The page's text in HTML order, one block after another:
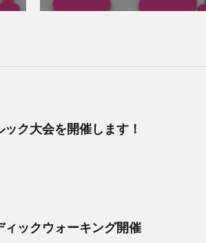
ク大会を開催します！
ィックウォーキング開催